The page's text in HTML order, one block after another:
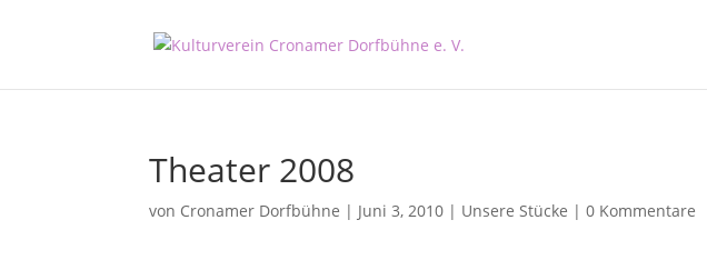
Theater 2008
von Cronamer Dorfbühne | Juni 3, 2010 | Unsere Stücke |0 Kommentare